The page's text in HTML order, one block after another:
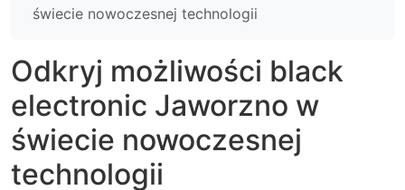
świecie nowoczesnej technologii
Odkryj możliwości black
electronic Jaworzno w
świecie nowoczesnej
technologii